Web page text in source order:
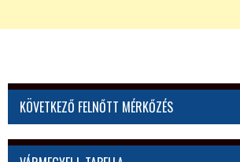
KÖVETKEZŐ FELNŐTT MÉRKŐZÉS